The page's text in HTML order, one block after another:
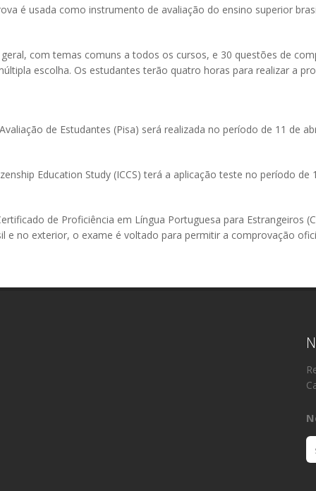
é usada como instrumento de avaliação do ensino superior
com temas comuns a todos os cursos, e 30 questões de
escolha. Os estudantes terão quatro horas para realizar a
de Estudantes (Pisa) será realizada no período de 11 de
Education Study (ICCS) terá a aplicação teste no período
de Proficiência em Língua Portuguesa para Estrangeiros
e no exterior, o exame é voltado para permitir a comprovação